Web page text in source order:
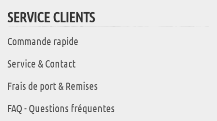
SERVICE CLIENTS
Commande rapide
Service & Contact
Frais de port & Remises
FAQ - Questions fréquentes